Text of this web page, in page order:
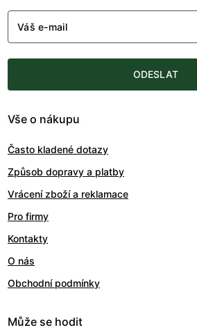
Váš e-mail
ODESLAT
Vše o nákupu
Často kladené dotazy
Způsob dopravy a platby
Vrácení zboží a reklamace
Pro firmy
Kontakty
O nás
Obchodní podmínky
Může se hodit